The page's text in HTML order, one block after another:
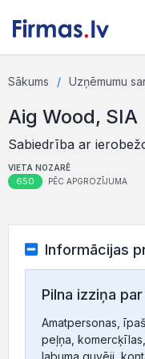
Sākums Uzņēmumu
Aig Wood, SIA
Sabiedrība ar
VIETA NOZARĒ
650 PĒC APGROZĪJUMA
Informācijas
Pilna izziņa
Amatpersonas,
peļņa,
labuma guvēji,